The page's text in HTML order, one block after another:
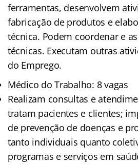
ferramentas, desenvolvem
fabricação de produtos e
técnica. Podem coordenar e
técnicas. Executam outras
do Emprego.
Médico do Trabalho: 8 vagas
Realizam consultas e
tratam pacientes e clientes;
de prevenção de doenças e
tanto individuais quanto
programas e serviços em